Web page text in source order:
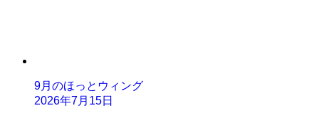
9月のほっとウィング
2026年7月15日